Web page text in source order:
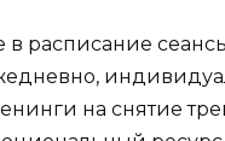
в расписание
на снятие